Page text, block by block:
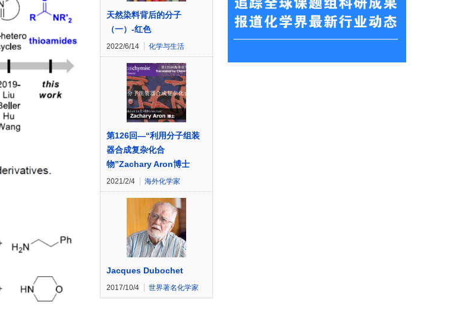
天然染料背后的分子
（一）-红色
2022/6/14 化学与生活
第126回—“利用分子组装
器合成复杂化合
物”Zachary Aron博士
2021/2/4 海外化学家
Jacques Dubochet
2017/10/4 世界著名化学家